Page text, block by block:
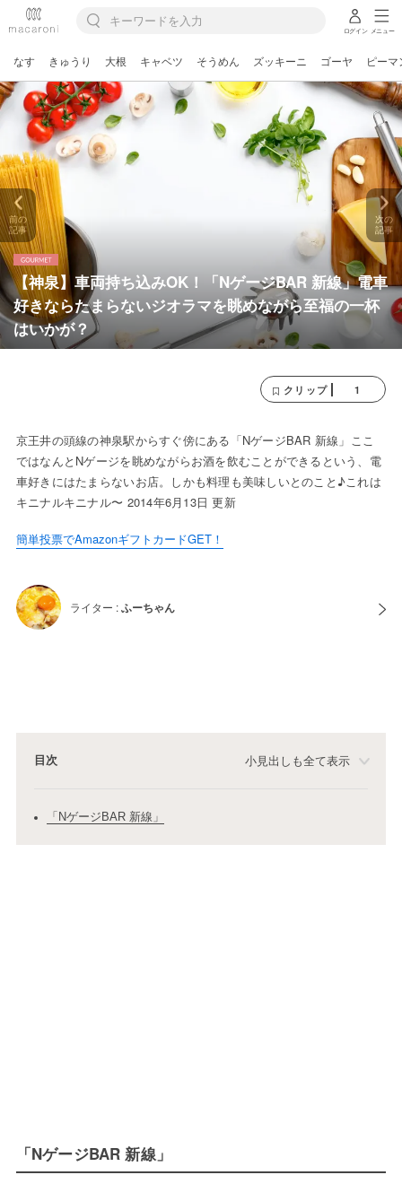
ログイン メニュー
なす きゅうり 大根 キャベツ そうめん ズッキーニ ゴーヤ ピーマ
【神泉】車両持ち込みOK！「NゲージBAR 新線」電車
好きならたまらないジオラマを眺めながら至福の一杯
はいかが？
前の
記事
次の
記事
クリップ 1
京王井の頭線の神泉駅からすぐ傍にある「NゲージBAR 新線」ここ
ではなんとNゲージを眺めながらお酒を飲むことができるという、電
車好きにはたまらないお店。しかも料理も美味しいとのこと♪これは
キニナルキニナル〜 2014年6月13日 更新
簡単投票でAmazonギフトカードGET！
ライター :ふーちゃん
目次 小見出しも全て表示
「NゲージBAR 新線」
「NゲージBAR 新線」